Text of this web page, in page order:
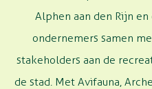
Alphen aan den Rijn
ondernemers samen
stakeholders aan de
de stad. Met Avifauna